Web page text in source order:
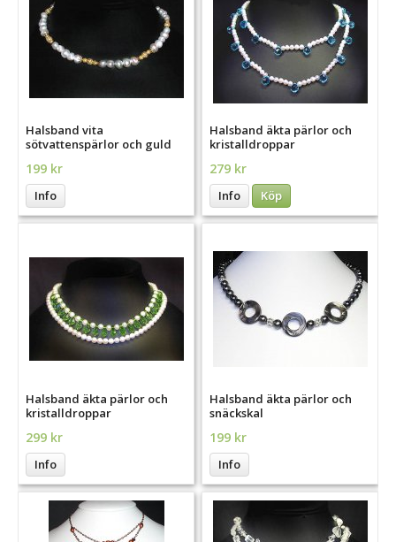
Halsband vita
sötvattenspärlor och guld
199 kr
Info
Halsband äkta pärlor och
kristalldroppar
279 kr
Info Köp
Halsband äkta pärlor och
kristalldroppar
299 kr
Info
Halsband äkta pärlor och
snäckskal
199 kr
Info